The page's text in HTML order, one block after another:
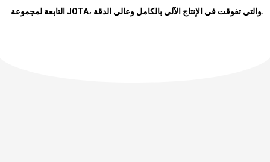
التابعة لمجموعة JOTA ، والتي تفوقت في الإنتاج الآلي بالكامل وعالي الدقة.